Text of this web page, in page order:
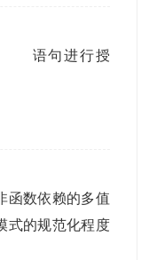
语句进行授
函数依赖的多值
式的规范化程度